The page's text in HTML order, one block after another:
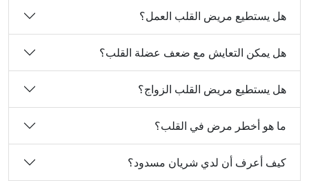
هل يستطيع مريض القلب العمل؟
هل يمكن التعايش مع ضعف عضلة القلب؟
هل يستطيع مريض القلب الزواج؟
ما هو أخطر مرض في القلب؟
كيف أعرف أن لدي شريان مسدود؟